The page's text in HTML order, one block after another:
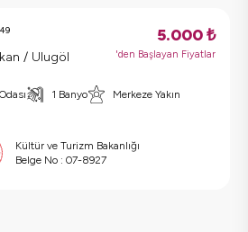
/ Ulugöl
5.000₺
'den Başlayan Fiyatlar
1 Banyo
Merkeze Yakın
Kültür ve Turizm Bakanlığı
Belge No : 07-8927